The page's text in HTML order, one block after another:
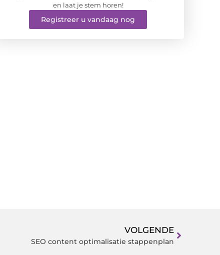
en laat je stem horen!
Registreer u vandaag nog
VOLGENDE
SEO content optimalisatie stappenplan